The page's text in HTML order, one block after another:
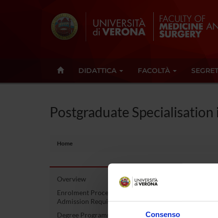
Consenso
DIDATTICA FACOLTÀ
Postgraduate
Home
Overview
Enrolment Procedures and
Admission Requirements
Degree Programme